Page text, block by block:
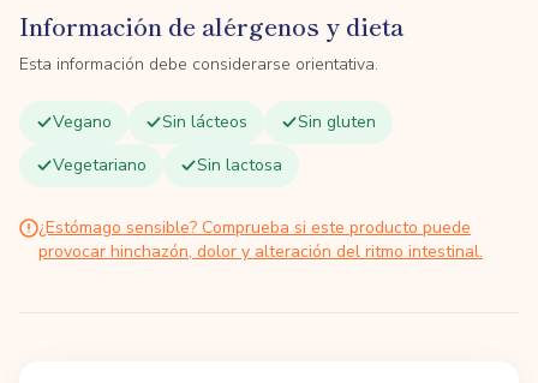
Información de alérgenos y dieta
Esta información debe considerarse orientativa.
Vegano Sin lácteos
Sin gluten
Vegetariano
Sin lactosa
¿Estómago sensible? Comprueba si este producto puede
provocar hinchazón, dolor y alteración del ritmo intestinal.